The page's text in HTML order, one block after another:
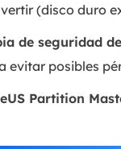
(disco duro
de seguridad
evitar posibles
Partition